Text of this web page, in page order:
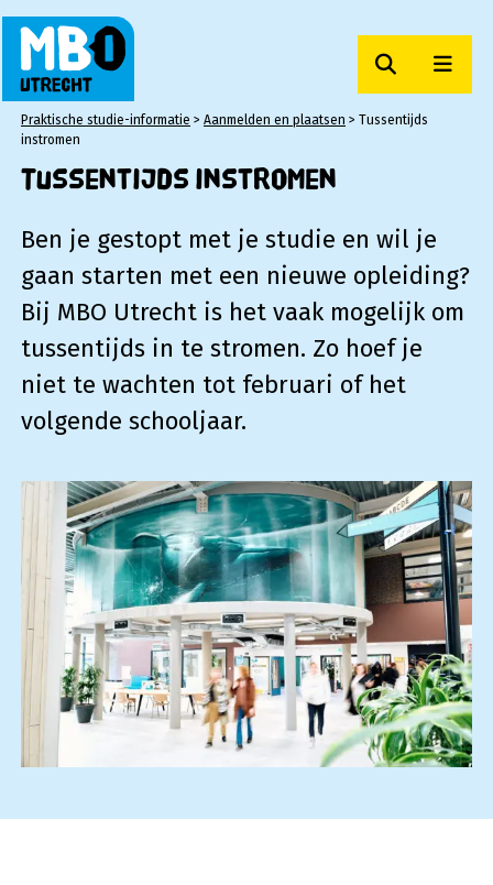
MBO Utrecht
Zoeken
Praktische studie-informatie > Aanmelden en plaatsen > Tussentijds
instromen
Tussentijds instromen
Ben je gestopt met je studie en wil je
gaan starten met een nieuwe opleiding?
Bij MBO Utrecht is het vaak mogelijk om
tussentijds in te stromen. Zo hoef je
niet te wachten tot februari of het
volgende schooljaar.